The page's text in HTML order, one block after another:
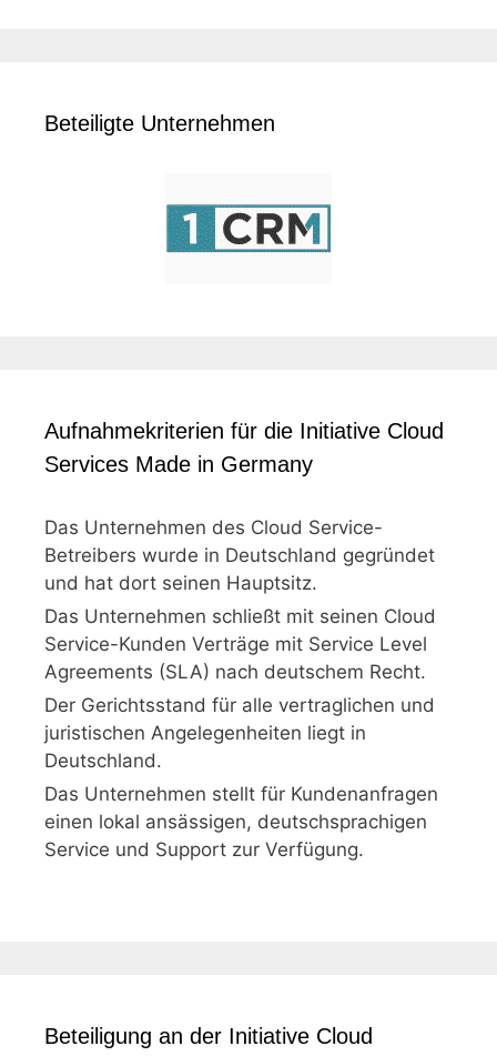
Beteiligte Unternehmen
Aufnahmekriterien für die Initiative Cloud
Services Made in Germany
Das Unternehmen des Cloud Service-
Betreibers wurde in Deutschland gegründet
und hat dort seinen Hauptsitz.
Das Unternehmen schließt mit seinen Cloud
Service-Kunden Verträge mit Service Level
Agreements (SLA) nach deutschem Recht.
Der Gerichtsstand für alle vertraglichen und
juristischen Angelegenheiten liegt in
Deutschland.
Das Unternehmen stellt für Kundenanfragen
einen lokal ansässigen, deutschsprachigen
Service und Support zur Verfügung.
Beteiligung an der Initiative Cloud